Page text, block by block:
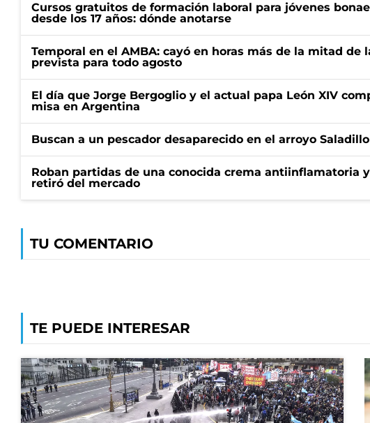
Cursos gratuitos de formación laboral para jóvenes
desde los 17 años: dónde anotarse
Temporal en el AMBA: cayó en horas más de la mitad de
prevista para todo agosto
El día que Jorge Bergoglio y el actual papa León XIV
misa en Argentina
Buscan a un pescador desaparecido en el arroyo Saladillo
Roban partidas de una conocida crema antiinflamatoria
retiró del mercado
TU COMENTARIO
TE PUEDE INTERESAR